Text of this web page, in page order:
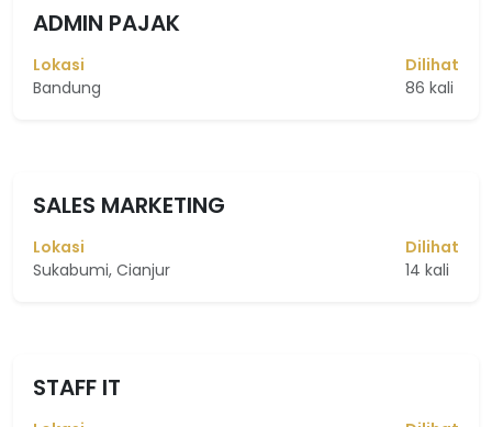
ADMIN PAJAK
Lokasi
Bandung
Dilihat
86 kali
SALES MARKETING
Lokasi
Sukabumi, Cianjur
Dilihat
14 kali
STAFF IT